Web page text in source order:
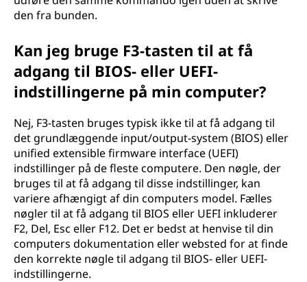
den fra bunden.
Kan jeg bruge F3-tasten til at få
adgang til BIOS- eller UEFI-
indstillingerne på min computer?
Nej, F3-tasten bruges typisk ikke til at få adgang til
det grundlæggende input/output-system (BIOS) eller
unified extensible firmware interface (UEFI)
indstillinger på de fleste computere. Den nøgle, der
bruges til at få adgang til disse indstillinger, kan
variere afhængigt af din computers model. Fælles
nøgler til at få adgang til BIOS eller UEFI inkluderer
F2, Del, Esc eller F12. Det er bedst at henvise til din
computers dokumentation eller websted for at finde
den korrekte nøgle til adgang til BIOS- eller UEFI-
indstillingerne.